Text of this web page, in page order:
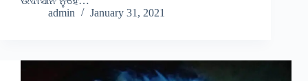
admin
January 31, 2021